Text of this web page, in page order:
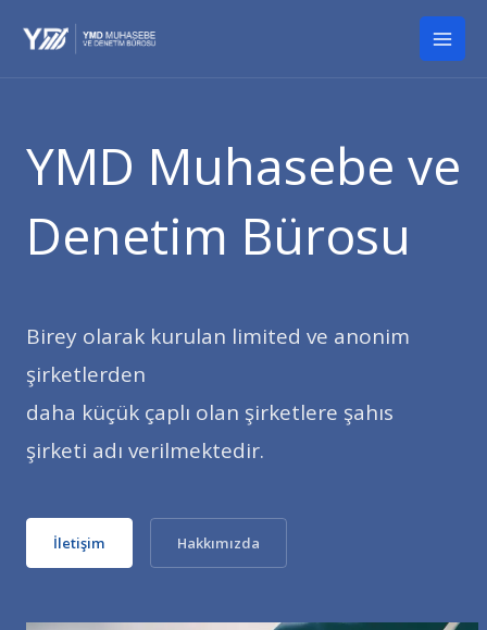
Main
YMD Muhasebe ve
Denetim Bürosu
Birey olarak kurulan limited ve anonim
şirketlerden
daha küçük çaplı olan şirketlere şahıs
şirketi adı verilmektedir.
İletişim Hakkımızda